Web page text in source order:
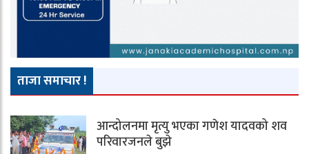
ताजा समाचार !
आन्दोलनमा मृत्यु भएका गणेश यादवको शव
परिवारजनले बुझे